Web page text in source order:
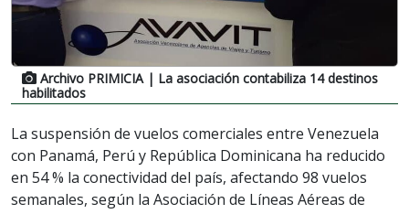
Archivo PRIMICIA | La asociación contabiliza 14 destinos
habilitados
La suspensión de vuelos comerciales entre Venezuela
con Panamá, Perú y República Dominicana ha reducido
en 54 % la conectividad del país, afectando 98 vuelos
semanales, según la Asociación de Líneas Aéreas de